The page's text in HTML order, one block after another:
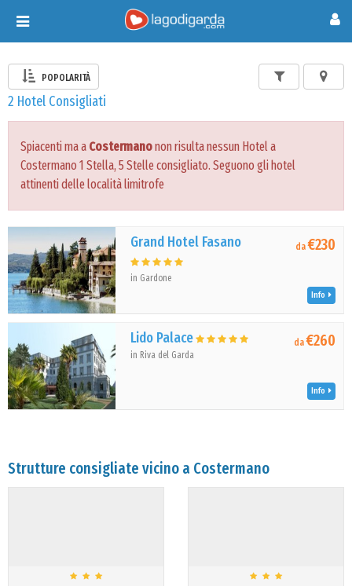
Toggle
navigation
POPOLARITÀ
2 Hotel Consigliati
Spiacenti ma a Costermanonon risulta nessun Hotel a
Costermano 1 Stella, 5 Stelle consigliato. Seguono gli hotel
attinenti delle località limitrofe
Grand Hotel Fasano
in Gardone
da€230
Info
Lido Palace
in Riva del Garda
da€260
Info
Strutture consigliate vicino a Costermano